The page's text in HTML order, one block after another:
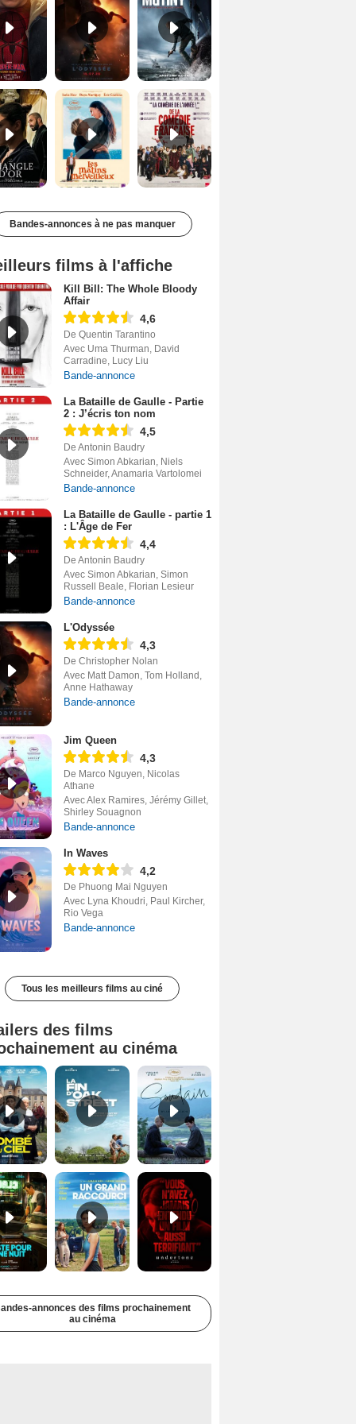
Les Matins merveilleux Bande-annonce VF De la Comédie-Française Teaser VF
Bandes-annonces à ne pas manquer
films à l'affiche
Kill Bill: The Whole Bloody
Affair
4,6
De Quentin Tarantino
Avec Uma Thurman, David
Carradine, Lucy Liu
Bande-annonce
La Bataille de Gaulle - Partie
2 : J’écris ton nom
4,5
De Antonin Baudry
Avec Simon Abkarian, Niels
Schneider, Anamaria Vartolomei
Bande-annonce
La Bataille de Gaulle - partie 1
: L'Âge de Fer
4,4
De Antonin Baudry
Avec Simon Abkarian, Simon
Russell Beale, Florian Lesieur
Bande-annonce
L'Odyssée
4,3
De Christopher Nolan
Avec Matt Damon, Tom Holland,
Anne Hathaway
Bande-annonce
Jim Queen
4,3
De Marco Nguyen, Nicolas
Athane
Avec Alex Ramires, Jérémy Gillet,
Shirley Souagnon
Bande-annonce
In Waves
4,2
De Phuong Mai Nguyen
Avec Lyna Khoudri, Paul Kircher,
Rio Vega
Bande-annonce
Tous les meilleurs films au ciné
des films
au cinéma
Tombé du ciel Bande-annonce VF La fin d’Oak Street Bande-annonce VO STFR
Juste pour une nuit Bande-annonce VO STFR Un grand raccourci Bande-annonce VF Undertone Bande-annonce VO STFR
annonces des films prochainement
au cinéma